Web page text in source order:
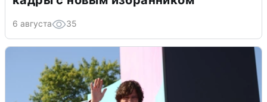
6 августа 35